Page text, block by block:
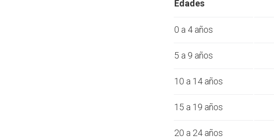
Edades
0 a 4 años
5 a 9 años
10 a 14 años
15 a 19 años
20 a 24 años